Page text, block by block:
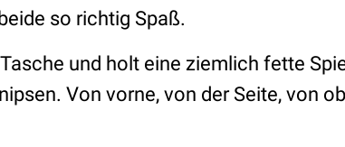
so richtig Spaß.
und holt eine ziemlich fette
Von vorne, von der Seite, von